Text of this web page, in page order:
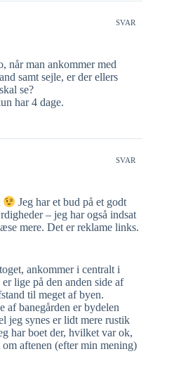
SVAR
når man ankommer med
samt sejle, er der ellers
se?
har 4 dage.
SVAR
Jeg har et bud på et godt
– jeg har også indsat
mere. Det er reklame links.
ankommer i centralt i
lige på den anden side af
til meget af byen.
af banegården er bydelen
jeg synes er lidt mere rustik
har boet der, hvilket var ok,
aftenen (efter min mening)